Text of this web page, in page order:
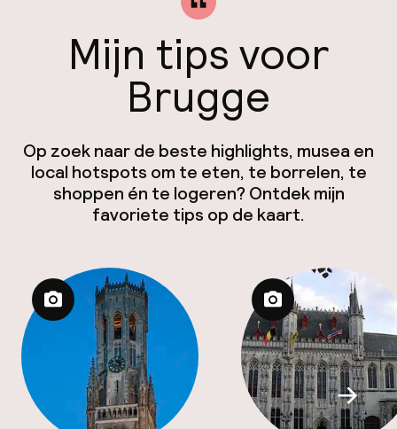
Mijn tips voor
Brugge
Op zoek naar de beste highlights, musea en
local hotspots om te eten, te borrelen, te
shoppen én te logeren? Ontdek mijn
favoriete tips op de kaart.